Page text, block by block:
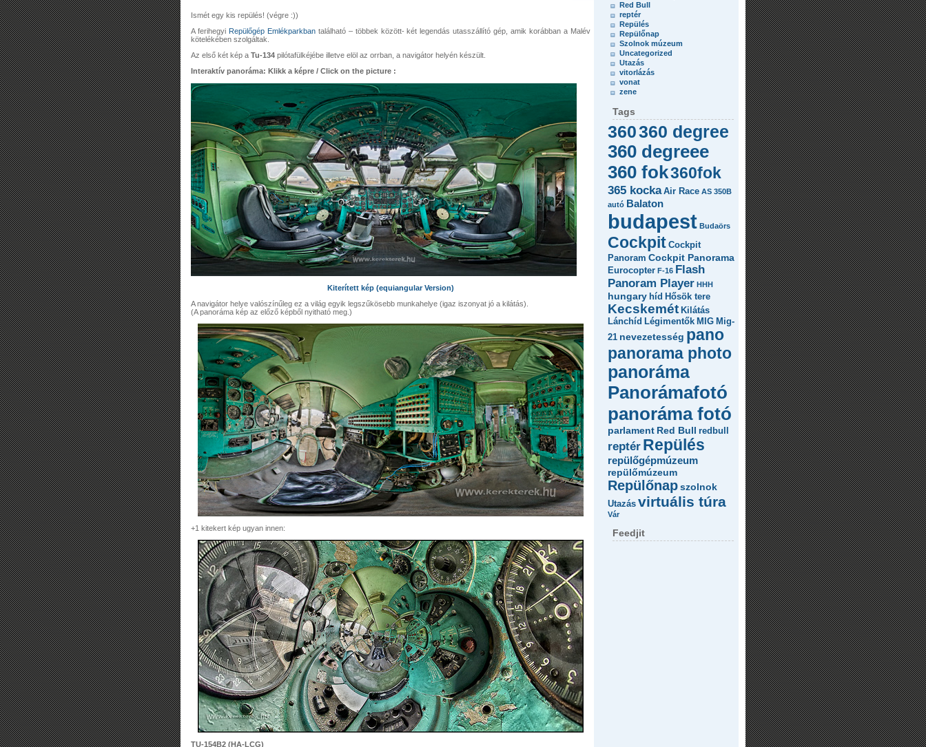
Ismét egy kis repülés! (végre :))
A ferihegyi Repülőgép Emlékparkbantalálható – többek között- két legendás utasszállító gép, amik korábban a Malév
kötelékében szolgáltak.
Az első két kép a Tu-134 pilótafülkéjébe illetve elöl az orrban, a navigátor helyén készült.
Interaktív panoráma: Klikk a képre / Click on the picture :
Kiterített kép (equiangular Version)
A navigátor helye valószínűleg ez a világ egyik legszűkösebb munkahelye (igaz iszonyat jó a kilátás).
(A panoráma kép az előző képből nyitható meg.)
+1 kitekert kép ugyan innen:
TU-154B2 (HA-LCG)
Red Bull
reptér
Repülés
Repülőnap
Szolnok múzeum
Uncategorized
Utazás
vitorlázás
vonat
zene
Tags
360360 degree
360 degreee
360 fok360fok
365 kocka Air Race AS 350B
autó Balaton
budapest Budaörs
Cockpit Cockpit
Panoram Cockpit Panorama
Eurocopter F-16 Flash
Panoram Player HHH
hungary híd Hősök tere
Kecskemét Kilátás
Lánchíd Légimentők MIG Mig-
21 nevezetesség pano
panorama photo
panoráma
Panorámafotó
panoráma fotó
parlament Red Bull redbull
reptér Repülés
repülőgépmúzeum
repülőmúzeum
Repülőnapszolnok
Utazás virtuális túra
Vár
Feedjit